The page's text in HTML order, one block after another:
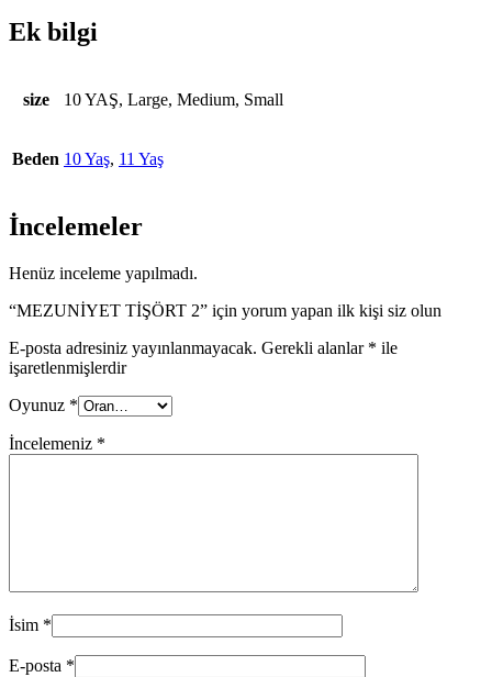
Ek bilgi
size 10 YAŞ, Large, Medium, Small
Beden 10 Yaş, 11 Yaş
İncelemeler
Henüz inceleme yapılmadı.
“MEZUNİYET TİŞÖRT 2” için yorum yapan ilk kişi siz olun
E-posta adresiniz yayınlanmayacak. Gerekli alanlar * ile
işaretlenmişlerdir
Oyunuz *
İncelemeniz *
İsim *
E-posta *